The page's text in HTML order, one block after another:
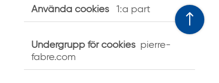
1:a part
pierre-
fabre.com